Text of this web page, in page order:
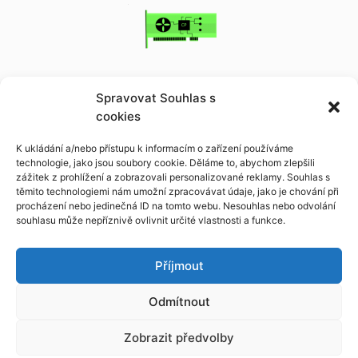
Spravovat Souhlas s
cookies
K ukládání a/nebo přístupu k informacím o zařízení používáme
technologie, jako jsou soubory cookie. Děláme to, abychom zlepšili
zážitek z prohlížení a zobrazovali personalizované reklamy. Souhlas s
těmito technologiemi nám umožní zpracovávat údaje, jako je chování při
procházení nebo jedinečná ID na tomto webu. Nesouhlas nebo odvolání
souhlasu může nepříznivě ovlivnit určité vlastnosti a funkce.
Příjmout
Odmítnout
Zobrazit předvolby
Průmysl a elektronika
Medicina